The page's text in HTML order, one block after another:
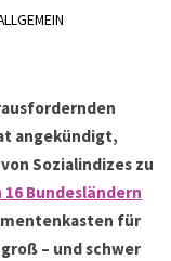
angekündigt,
Sozialindizes zu
Bundesländern
für
– und schwer